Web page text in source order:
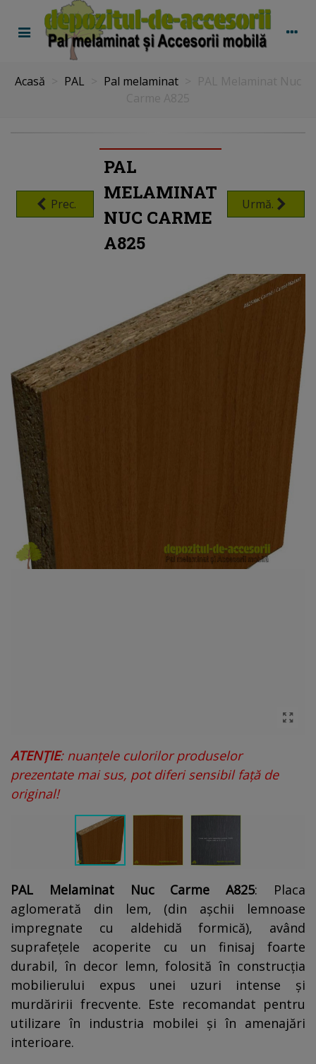
Acasă PAL Pal melaminat
Prec.
PAL
MELAMINAT
NUC CARME
A825
Urmă.
ATENȚIE: nuanțele culorilor produselor
prezentate mai sus, pot diferi sensibil față de
original!
PAL Melaminat Nuc Carme A825: Placa
aglomerată din lem, (din așchii lemnoase
impregnate cu aldehidă formică), având
suprafețele acoperite cu un finisaj foarte
durabil, în decor lemn, folosită în construcția
mobilierului expus unei uzuri intense și
murdăririi frecvente. Este recomandat pentru
utilizare în industria mobilei și în amenajări
interioare.